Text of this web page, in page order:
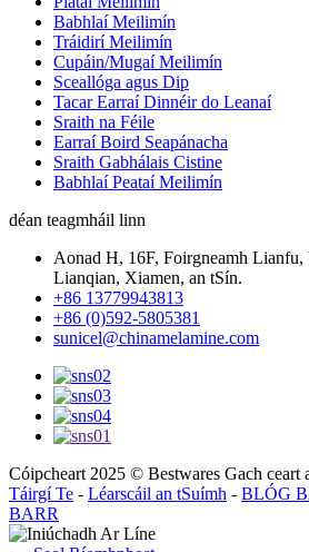
Babhlaí Meilimín
Tráidirí Meilimín
Cupáin/Mugaí Meilimín
Sceallóga agus Dip
Tacar Earraí Dinnéir do Leanaí
Sraith na Féile
Earraí Boird Seapánacha
Sraith Gabhálais Cistine
Babhlaí Peataí Meilimín
déan teagmháil linn
Aonad H, 16F, Foirgneamh
Lianqian, Xiamen, an tSín.
+86 13779943813
+86 (0)592-5805381
sunicel@chinamelamine.com
Cóipcheart 2025 © Bestwares Gach ceart
Táirgí Te - Léarscáil an tSuímh - BLÓG
BARR